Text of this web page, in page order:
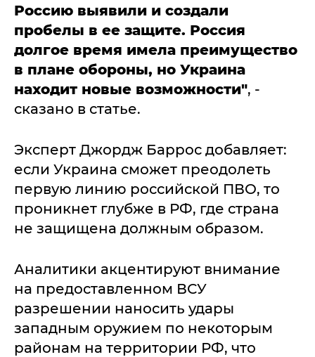
Россию выявили и создали
пробелы в ее защите. Россия
долгое время имела преимущество
в плане обороны, но Украина
находит новые возможности", -
сказано в статье.
Эксперт Джордж Баррос добавляет:
если Украина сможет преодолеть
первую линию российской ПВО, то
проникнет глубже в РФ, где страна
не защищена должным образом.
Аналитики акцентируют внимание
на предоставленном ВСУ
разрешении наносить удары
западным оружием по некоторым
районам на территории РФ, что